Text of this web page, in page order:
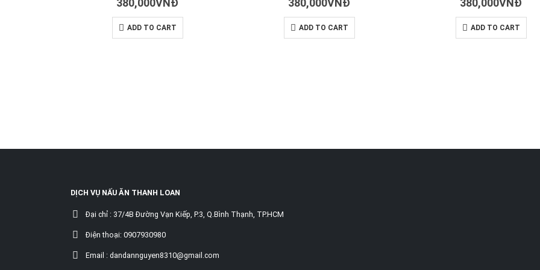
380,000VNĐ
ADD TO CART
380,000VNĐ
ADD TO CART
380,000VNĐ
ADD TO CART
DỊCH VỤ NẤU ĂN THANH LOAN
Đại chỉ : 37/4B Đường Vạn Kiếp, P.3, Q.Bình Thạnh, TP.HCM
Điện thoại: 0907930980
Email : dandannguyen8310@gmail.com